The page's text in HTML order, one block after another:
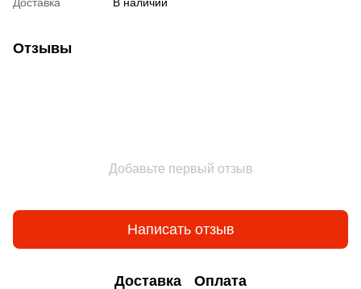
Отзывы
Добавьте первый отзыв
Написать отзыв
Доставка Оплата